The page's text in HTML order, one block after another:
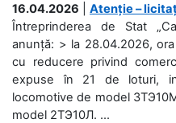
16.04.2026
Atenție –
Întreprinderea de Stat
anunță: > la 28.04.2026,
cu reducere privind
expuse în 21 de loturi,
locomotive de model
model 2ТЭ10Л. ...